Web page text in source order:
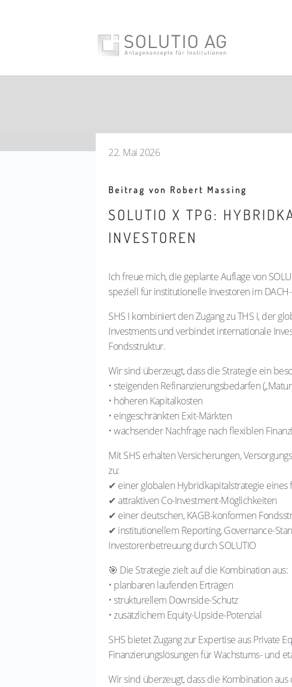
22. Mai 2026
Beitrag von Robert Massing
SOLUTIO X TPG:
INVESTOREN
Ich freue mich, die geplante Auflage von
speziell für institutionelle Investoren im
SHS I kombiniert den Zugang zu THS I, der
Investments und verbindet internationale
Fondsstruktur.
Wir sind überzeugt, dass die Strategie ein
• steigenden Refinanzierungsbedarfen
• höheren Kapitalkosten
• eingeschränkten Exit-Märkten
• wachsender Nachfrage nach flexiblen
Mit SHS erhalten Versicherungen,
zu:
✔ einer globalen Hybridkapitalstrategie eines
✔ attraktiven Co-Investment-Möglichkeiten
✔ einer deutschen, KAGB-konformen
✔ institutionellem Reporting, Governance-
Investorenbetreuung durch SOLUTIO
🎯 Die Strategie zielt auf die Kombination aus:
• planbaren laufenden Erträgen
• strukturellem Downside-Schutz
• zusätzlichem Equity-Upside-Potenzial
SHS bietet Zugang zur Expertise aus Private
Finanzierungslösungen für Wachstums- und
Wir sind überzeugt, dass die Kombination